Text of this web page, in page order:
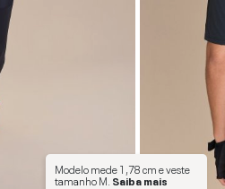
Modelo mede1,78 cme veste
tamanhoM Saiba mais